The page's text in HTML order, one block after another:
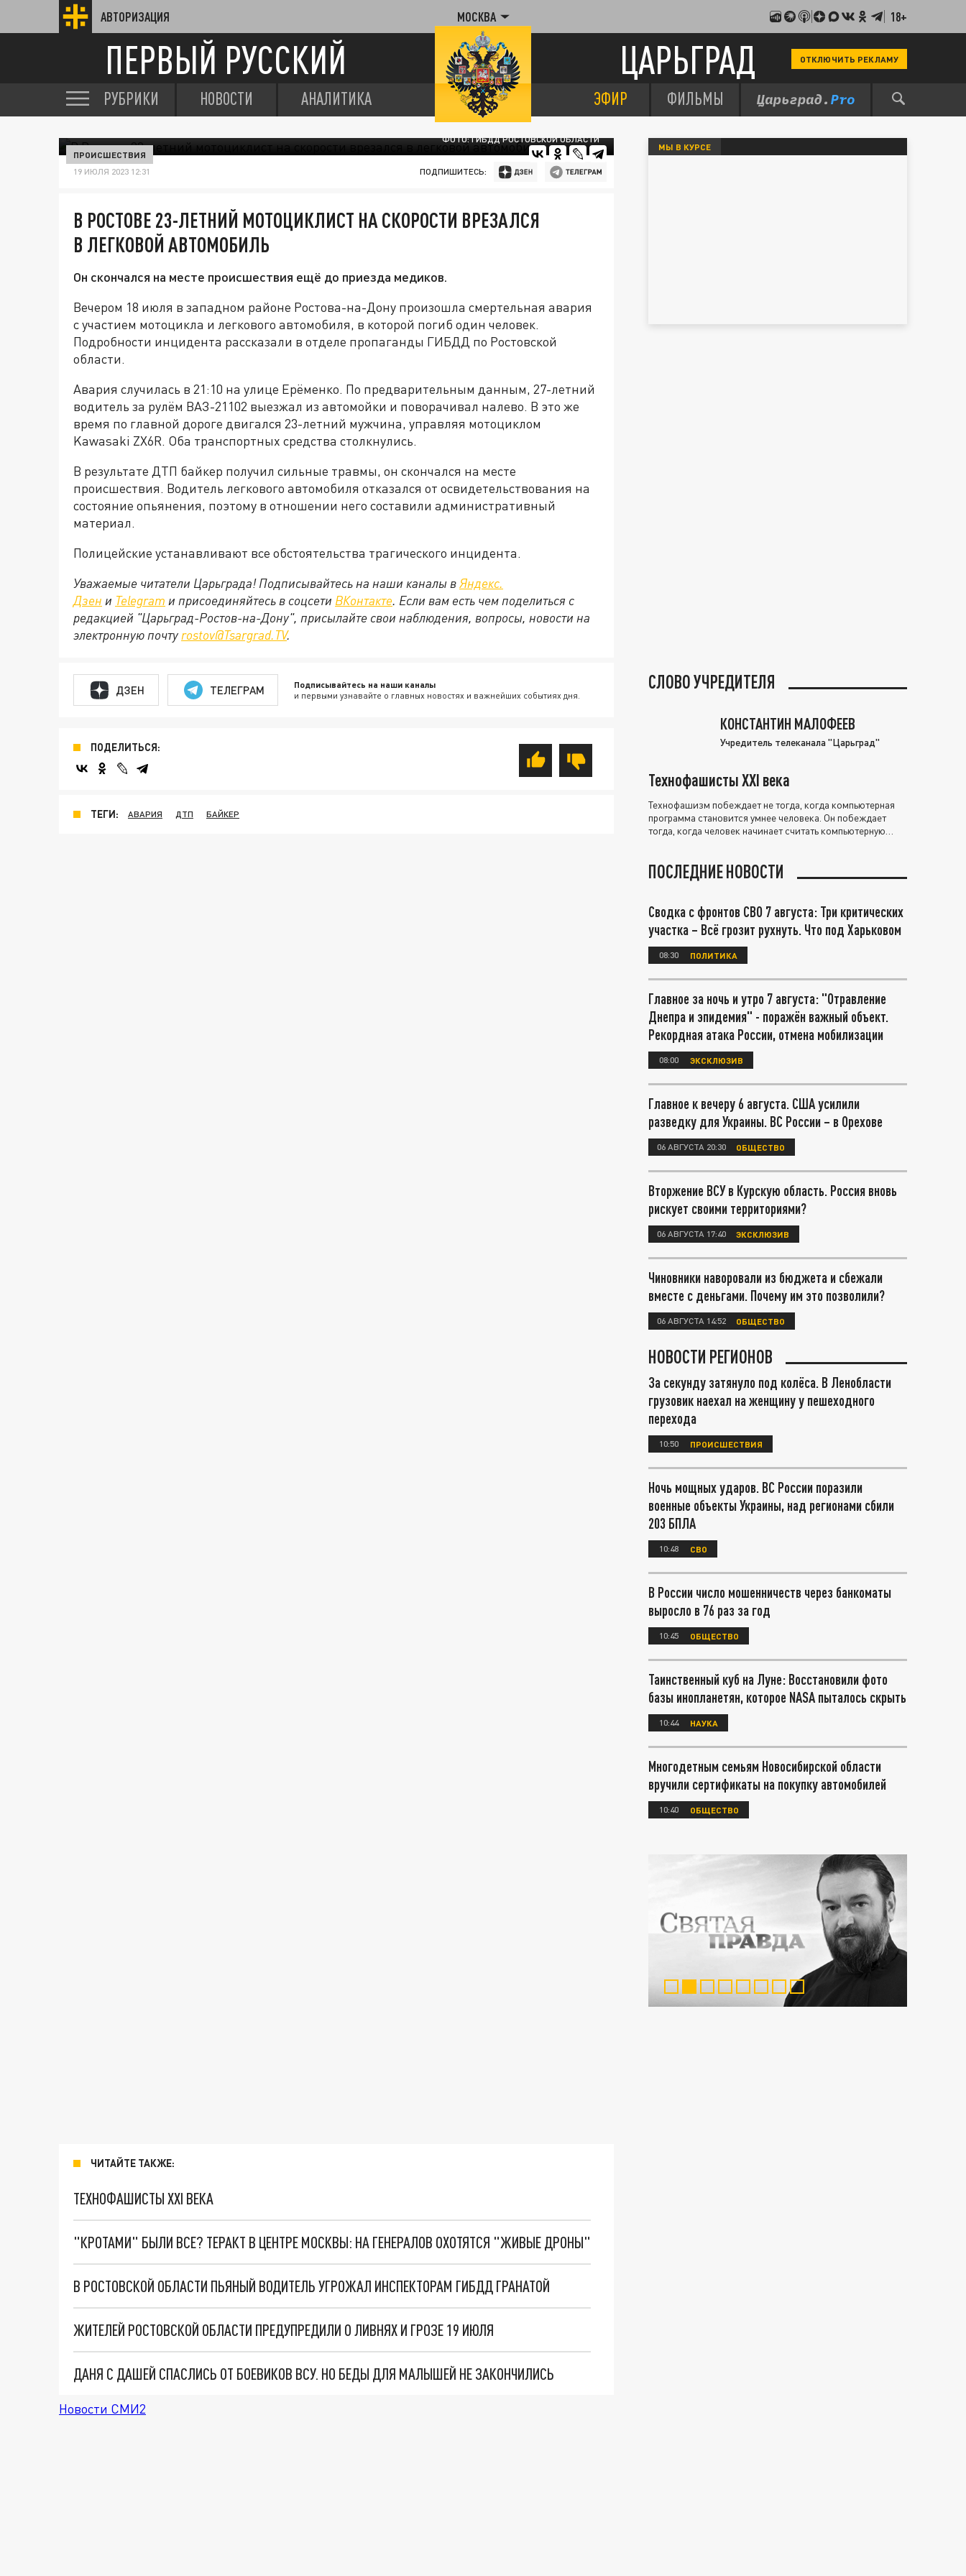
АВТОРИЗАЦИЯ МОСКВА 18+
ПЕРВЫЙ РУССКИЙ ЦАРЬГРАД ОТКЛЮЧИТЬ РЕКЛАМУ
РУБРИКИ НОВОСТИ АНАЛИТИКА ЭФИР ФИЛЬМЫ
ФОТО: ГИБДД РОСТОВСКОЙ ОБЛАСТИ
ПРОИСШЕСТВИЯ
19 ИЮЛЯ 2023 12:31 ПОДПИШИТЕСЬ:
В РОСТОВЕ 23-ЛЕТНИЙ МОТОЦИКЛИСТ НА СКОРОСТИ ВРЕЗАЛСЯ
В ЛЕГКОВОЙ АВТОМОБИЛЬ
Он скончался на месте происшествия ещё до приезда медиков.
Вечером 18 июля в западном районе Ростова-на-Дону произошла смертельная авария
с участием мотоцикла и легкового автомобиля, в которой погиб один человек.
Подробности инцидента рассказали в отделе пропаганды ГИБДД по Ростовской
области.
Авария случилась в 21:10 на улице Ерёменко. По предварительным данным, 27-летний
водитель за рулём ВАЗ-21102 выезжал из автомойки и поворачивал налево. В это же
время по главной дороге двигался 23-летний мужчина, управляя мотоциклом
Kawasaki ZX6R. Оба транспортных средства столкнулись.
В результате ДТП байкер получил сильные травмы, он скончался на месте
происшествия. Водитель легкового автомобиля отказался от освидетельствования на
состояние опьянения, поэтому в отношении него составили административный
материал.
Полицейские устанавливают все обстоятельства трагического инцидента.
Уважаемые читатели Царьграда! Подписывайтесь на наши каналы вЯндекс.
Дзен и Telegram и присоединяйтесь в соцсети ВКонтакте. Если вам есть чем поделиться с
редакцией "Царьград-Ростов-на-Дону", присылайте свои наблюдения, вопросы, новости на
электронную почту rostov@Tsargrad.ТV.
ДЗЕН ТЕЛЕГРАМ Подписывайтесь на наши каналы
и первыми узнавайте о главных новостях и важнейших событиях дня.
ПОДЕЛИТЬСЯ:
ТЕГИ: АВАРИЯ ДТП БАЙКЕР
ЧИТАЙТЕ ТАКЖЕ:
ТЕХНОФАШИСТЫ XXI ВЕКА
"КРОТАМИ" БЫЛИ ВСЕ? ТЕРАКТ В ЦЕНТРЕ МОСКВЫ: НА ГЕНЕРАЛОВ ОХОТЯТСЯ "ЖИВЫЕ ДРОНЫ"
В РОСТОВСКОЙ ОБЛАСТИ ПЬЯНЫЙ ВОДИТЕЛЬ УГРОЖАЛ ИНСПЕКТОРАМ ГИБДД ГРАНАТОЙ
ЖИТЕЛЕЙ РОСТОВСКОЙ ОБЛАСТИ ПРЕДУПРЕДИЛИ О ЛИВНЯХ И ГРОЗЕ 19 ИЮЛЯ
ДАНЯ С ДАШЕЙ СПАСЛИСЬ ОТ БОЕВИКОВ ВСУ. НО БЕДЫ ДЛЯ МАЛЫШЕЙ НЕ ЗАКОНЧИЛИСЬ
Новости СМИ2
МЫ В КУРСЕ
СЛОВО УЧРЕДИТЕЛЯ
КОНСТАНТИН МАЛОФЕЕВ
Учредитель телеканала "Царьград"
Технофашисты XXI века
Технофашизм побеждает не тогда, когда компьютерная
программа становится умнее человека. Он побеждает
тогда, когда человек начинает считать компьютерную
ПОСЛЕДНИЕ НОВОСТИ
Сводка с фронтов СВО 7 августа: Три критических
участка – Всё грозит рухнуть. Что под Харьковом
08:30 ПОЛИТИКА
Главное за ночь и утро 7 августа: "Отравление
Днепра и эпидемия" - поражён важный объект.
Рекордная атака России, отмена мобилизации
08:00 ЭКСКЛЮЗИВ
Главное к вечеру 6 августа. США усилили
разведку для Украины. ВС России – в Орехове
06 АВГУСТА 20:30 ОБЩЕСТВО
Вторжение ВСУ в Курскую область. Россия вновь
рискует своими территориями?
06 АВГУСТА 17:40 ЭКСКЛЮЗИВ
Чиновники наворовали из бюджета и сбежали
вместе с деньгами. Почему им это позволили?
06 АВГУСТА 14:52 ОБЩЕСТВО
НОВОСТИ РЕГИОНОВ
За секунду затянуло под колёса. В Ленобласти
грузовик наехал на женщину у пешеходного
перехода
10:50 ПРОИСШЕСТВИЯ
Ночь мощных ударов. ВС России поразили
военные объекты Украины, над регионами сбили
203 БПЛА
10:48 СВО
В России число мошенничеств через банкоматы
выросло в 76 раз за год
10:45 ОБЩЕСТВО
Таинственный куб на Луне: Восстановили фото
базы инопланетян, которое NASA пыталось скрыть
10:44 НАУКА
Многодетным семьям Новосибирской области
вручили сертификаты на покупку автомобилей
10:40 ОБЩЕСТВО